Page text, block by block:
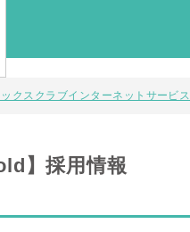
クスクラブインターネットサービス
old】採用情報